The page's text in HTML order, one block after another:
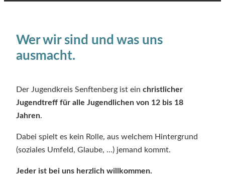
Wer wir sind und was uns
ausmacht.
Der Jugendkreis Senftenberg ist ein christlicher
Jugendtreff für alle Jugendlichen von 12 bis 18
Jahren.
Dabei spielt es kein Rolle, aus welchem Hintergrund
(soziales Umfeld, Glaube, …) jemand kommt.
Jeder ist bei uns herzlich willkommen.